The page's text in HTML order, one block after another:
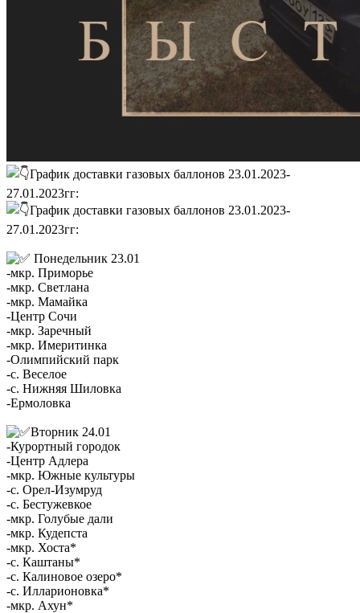
График доставки газовых баллонов 23.01.2023-
27.01.2023гг:
График доставки газовых баллонов 23.01.2023-
27.01.2023гг:
Понедельник 23.01
-мкр. Приморье
-мкр. Светлана
-мкр. Мамайка
-Центр Сочи
-мкр. Заречный
-мкр. Имеритинка
-Олимпийский парк
-с. Веселое
-с. Нижняя Шиловка
-Ермоловка
Вторник 24.01
-Курортный городок
-Центр Адлера
-мкр. Южные культуры
-с. Орел-Изумруд
-с. Бестужевкое
-мкр. Голубые дали
-мкр. Кудепста
-мкр. Хоста*
-с. Каштаны*
-с. Калиновое озеро*
-с. Илларионовка*
-мкр. Ахун*